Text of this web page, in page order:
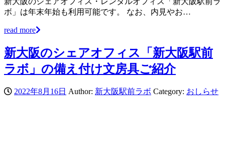
ボ」は年末年始も利用可能です。 なお、内見やお…
read more
新大阪のシェアオフィス「新大阪駅前
ラボ」の備え付け文房具ご紹介
2022年8月16日 Author: 新大阪駅前ラボ Category: おしらせ